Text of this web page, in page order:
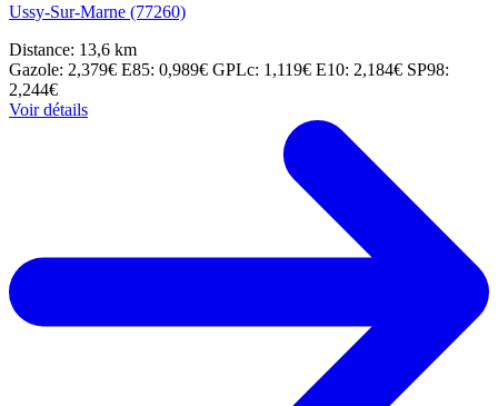
Ussy-Sur-Marne (77260)
Distance: 13,6 km
Gazole: 2,379€ E85: 0,989€ GPLc: 1,119€ E10: 2,184€ SP98:
2,244€
Voir détails